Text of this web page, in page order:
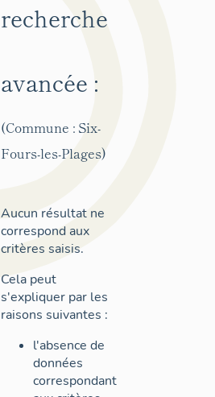
recherche
avancée :
(Commune : Six-
Fours-les-Plages)
Aucun résultat ne
correspond aux
critères saisis.
Cela peut
s'expliquer par les
raisons suivantes :
l'absence de
données
correspondant